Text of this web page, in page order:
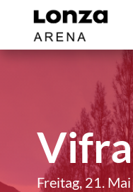
Freitag, 21.